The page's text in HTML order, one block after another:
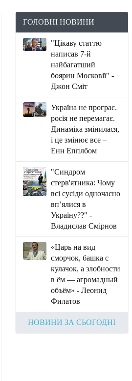
ГОЛОВНІ НОВИНИ
"Цікаву статтю
написав 7-й
найбагатший
боярин Московії" -
Джон Сміт
Україна не програє.
росія не перемагає.
Динаміка змінилася,
і це змінює все –
Енн Епплбом
"Синдром
стерв'ятника: Чому
всі сусіди одночасно
вп’ялися в
Україну??" -
Владислав Смірнов
«Царь на вид
сморчок, башка с
кулачок, а злобности
в ём — агромадный
объём» - Леонид
Филатов
НОВИНИ ЗА СЬОГОДНІ